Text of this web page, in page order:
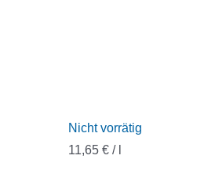
Nicht vorrätig
11,65 €/